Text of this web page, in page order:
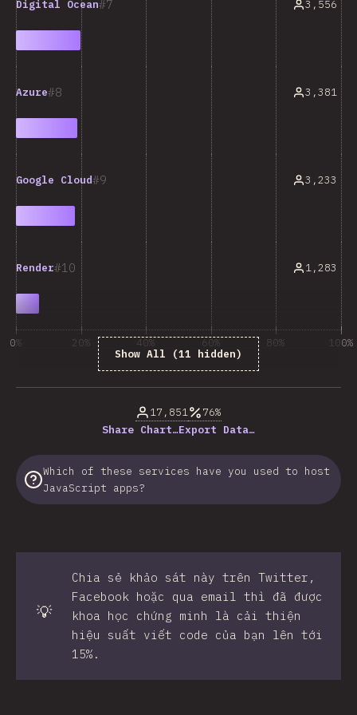
7
Digital Ocean 3,556
8
Azure 3,381
9
Google Cloud 3,233
10
Render 1,283
Show All (11 hidden)
0% 20% 40% 60% 80% 100%
17,851
76%
Share Chart…Export Data…
Which of these services have you used to host
JavaScript apps?
💡
Chia sẻ khảo sát này trên Twitter,
Facebook hoặc qua email thì đã được
khoa học chứng minh là cải thiện
hiệu suất viết code của bạn lên tới
15%.